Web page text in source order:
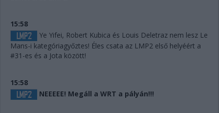
15:58
Ye Yifei, Robert Kubica és Louis Deletraz nem lesz Le
Mans-i kategóriagyőztes! Éles csata az LMP2 első helyéért a
#31-es és a Jota között!
15:58
NEEEEE! Megáll a WRT a pályán!!!